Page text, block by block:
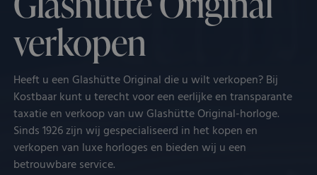
verkopen
Heeft u een Glashütte Original die u wilt verkopen? Bij
Kostbaar kunt u terecht voor een eerlijke en transparante
taxatie en verkoop van uw Glashütte Original-horloge.
Sinds 1926 zijn wij gespecialiseerd in het kopen en
verkopen van luxe horloges en bieden wij u een
betrouwbare service.